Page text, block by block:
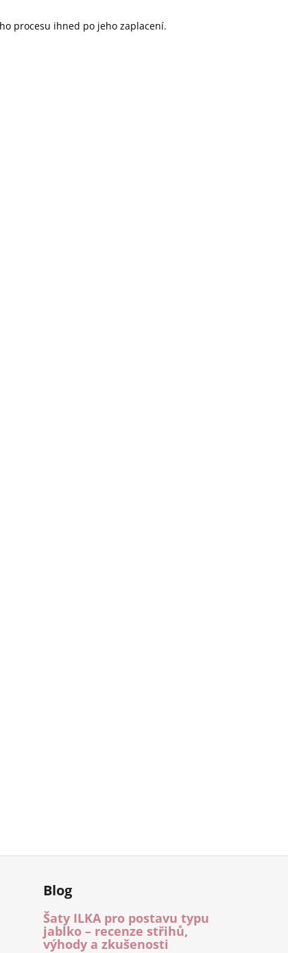
procesu ihned po jeho zaplacení.
Blog
Šaty ILKA pro postavu typu
jablko – recenze střihů,
výhody a zkušenosti